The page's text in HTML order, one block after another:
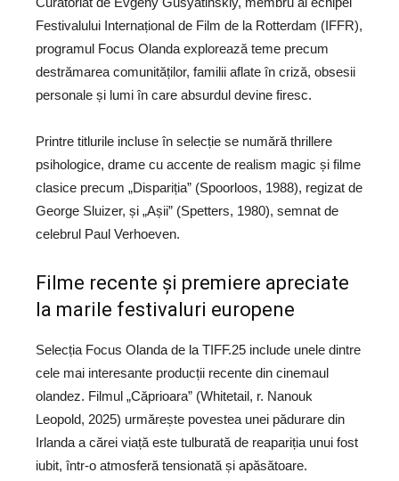
Festivalului Internațional de Film de la Rotterdam (IFFR),
programul Focus Olanda explorează teme precum
destrămarea comunităților, familii aflate în criză, obsesii
personale și lumi în care absurdul devine firesc.
Printre titlurile incluse în selecție se numără thrillere
psihologice, drame cu accente de realism magic și filme
clasice precum „Dispariția” (Spoorloos, 1988), regizat de
George Sluizer, și „Așii” (Spetters, 1980), semnat de
celebrul Paul Verhoeven.
Filme recente și premiere apreciate
la marile festivaluri europene
Selecția Focus Olanda de la TIFF.25 include unele dintre
cele mai interesante producții recente din cinemaul
olandez. Filmul „Căprioara” (Whitetail, r. Nanouk
Leopold, 2025) urmărește povestea unei pădurare din
Irlanda a cărei viață este tulburată de reapariția unui fost
iubit, într-o atmosferă tensionată și apăsătoare.